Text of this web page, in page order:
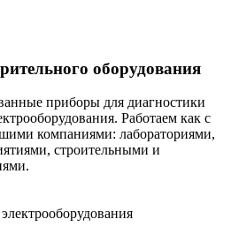
оборудования
приборы для диагностики
Работаем как с
компаниями: лабораториями,
строительными и
электрооборудования